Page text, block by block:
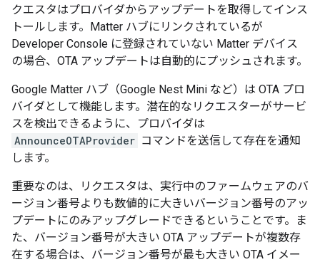
クエスタはプロバイダからアップデートを取得してインス
トールします。 Matter ハブにリンクされているが
Developer Console に登録されていない Matter デバイス
の場合、OTA アップデートは自動的にプッシュされます。
Google Matter ハブ（Google Nest Mini など）は OTA プロ
バイダとして機能します。潜在的なリクエスターがサービ
スを検出できるように、プロバイダは
AnnounceOTAProvider コマンドを送信して存在を通知
します。
重要なのは、リクエスタは、実行中のファームウェアのバ
ージョン番号よりも数値的に大きいバージョン番号のアッ
プデートにのみアップグレードできるということです。ま
た、バージョン番号が大きい OTA アップデートが複数存
在する場合は、バージョン番号が最も大きい OTA イメー